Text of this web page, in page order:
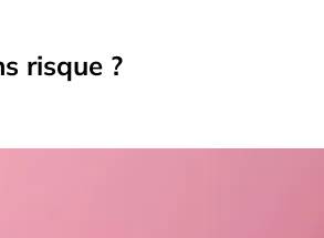
risque ?